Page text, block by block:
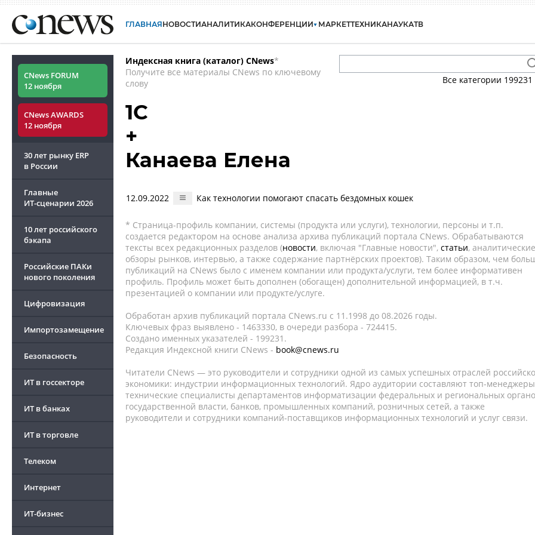
ГЛАВНАЯНОВОСТИАНАЛИТИКАКОНФЕРЕНЦИИ МАРКЕТТЕХНИКАНАУКАТВ
CNews FORUM
12 ноября
CNews AWARDS
12 ноября
30 лет рынку ERP
в России
Главные
ИТ-сценарии 2026
10 лет российского
бэкапа
Российские ПАКи
нового поколения
Цифровизация
Импортозамещение
Безопасность
ИТ в госсекторе
ИТ в банках
ИТ в торговле
Телеком
Интернет
ИТ-бизнес
Индексная книга (каталог) CNews*
Получите все материалы CNews по ключевому
слову
Все категории 199231
1С
+
Канаева Елена
12.09.2022 Как технологии помогают спасать бездомных кошек
* Страница-профиль компании, системы (продукта или услуги), технологии, персоны и т.п.
создается редактором на основе анализа архива публикаций портала CNews. Обрабатываются
тексты всех редакционных разделов (новости, включая "Главные новости", статьи, аналитические
обзоры рынков, интервью, а также содержание партнёрских проектов). Таким образом, чем
публикаций на CNews было с именем компании или продукта/услуги, тем более информативен
профиль. Профиль может быть дополнен (обогащен) дополнительной информацией, в т.ч.
презентацией о компании или продукте/услуге.
Обработан архив публикаций портала CNews.ru c 11.1998 до 08.2026 годы.
Ключевых фраз выявлено - 1463330, в очереди разбора - 724415.
Создано именных указателей - 199231.
Редакция Индексной книги CNews - book@cnews.ru
Читатели CNews — это руководители и сотрудники одной из самых успешных отраслей
экономики: индустрии информационных технологий. Ядро аудитории составляют топ-
технические специалисты департаментов информатизации федеральных и региональных
государственной власти, банков, промышленных компаний, розничных сетей, а также
руководители и сотрудники компаний-поставщиков информационных технологий и услуг связи.